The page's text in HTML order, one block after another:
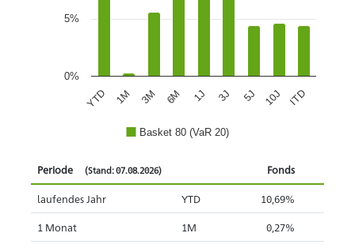
Basket 80 (VaR 20)
YTD 1M 3M 6M 1J 3J 5J 10J ITD
0%
5%
Periode (Stand: 07.08.2026) Fonds
laufendes Jahr YTD 10,69%
1 Monat 1M 0,27%